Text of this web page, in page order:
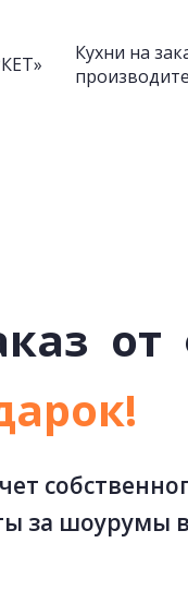
Кухни на
от
за шоурумы